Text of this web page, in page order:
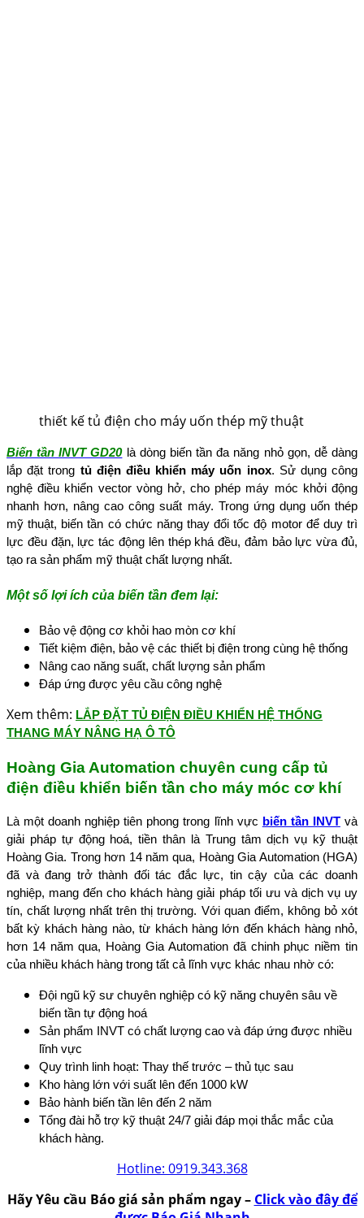
thiết kế tủ điện cho máy uốn thép mỹ thuật
Biến tần INVT GD20là dòng biến tần đa năng nhỏ gọn, dễ dàng
lắp đặt trong tủ điện điều khiển máy uốn inox. Sử dụng công
nghệ điều khiển vector vòng hở, cho phép máy móc khởi động
nhanh hơn, nâng cao công suất máy. Trong ứng dụng uốn thép
mỹ thuật, biến tần có chức năng thay đổi tốc độ motor để duy trì
lực đều đặn, lực tác động lên thép khá đều, đảm bảo lực vừa đủ,
tạo ra sản phẩm mỹ thuật chất lượng nhất.
Một số lợi ích của biến tần đem lại:
Bảo vệ động cơ khỏi hao mòn cơ khí
Tiết kiệm điện, bảo vệ các thiết bị điện trong cùng hệ thống
Nâng cao năng suất, chất lượng sản phẩm
Đáp ứng được yêu cầu công nghệ
Xem thêm: LẮP ĐẶT TỦ ĐIỆN ĐIỀU KHIỂN HỆ THỐNG
THANG MÁY NÂNG HẠ Ô TÔ
Hoàng Gia Automation chuyên cung cấp tủ
điện điều khiển biến tần cho máy móc cơ khí
Là một doanh nghiệp tiên phong trong lĩnh vực biến tần INVTvà
giải pháp tự động hoá, tiền thân là Trung tâm dịch vụ kỹ thuật
Hoàng Gia. Trong hơn 14 năm qua, Hoàng Gia Automation (HGA)
đã và đang trở thành đối tác đắc lực, tin cậy của các doanh
nghiệp, mang đến cho khách hàng giải pháp tối ưu và dịch vụ uy
tín, chất lượng nhất trên thị trường. Với quan điểm, không bỏ xót
bất kỳ khách hàng nào, từ khách hàng lớn đến khách hàng nhỏ,
hơn 14 năm qua, Hoàng Gia Automation đã chinh phục niềm tin
của nhiều khách hàng trong tất cả lĩnh vực khác nhau nhờ có:
Đội ngũ kỹ sư chuyên nghiệp có kỹ năng chuyên sâu về
biến tần tự động hoá
Sản phẩm INVT có chất lượng cao và đáp ứng được nhiều
lĩnh vực
Quy trình linh hoạt: Thay thế trước – thủ tục sau
Kho hàng lớn với suất lên đến 1000 kW
Bảo hành biến tần lên đến 2 năm
Tổng đài hỗ trợ kỹ thuật 24/7 giải đáp mọi thắc mắc của
khách hàng.
Hotline: 0919.343.368
Hãy Yêu cầu Báo giá sản phẩm ngay – Click vào đây để